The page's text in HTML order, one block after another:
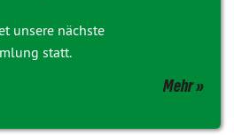
unsere nächste
statt.
Mehr